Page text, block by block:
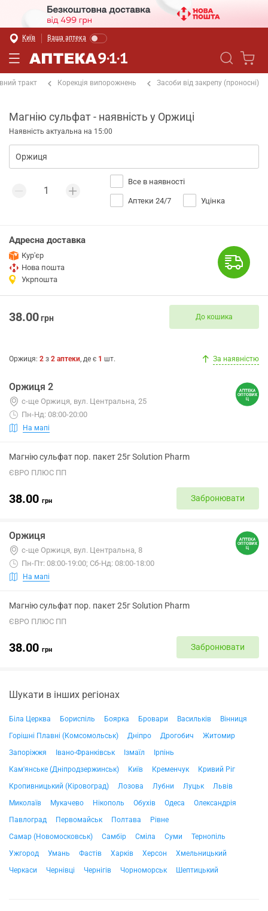
Київ Ваша аптека
тракт Корекція випорожнень Засоби від закрепу (проносні)
Магнію сульфат - наявність у Оржиці
Наявність актуальна на 15:00
Все в наявності
Аптеки 24/7 Уцінка
Адресна доставка
Кур'єр
Нова пошта
Укрпошта
38.00грн До кошика
Оржиця: 2 з 2 аптеки, де є 1 шт. За наявністю
Оржиця 2
с-ще Оржиця, вул. Центральна, 25
Пн-Нд: 08:00-20:00
На мапі
Магнію сульфат пор. пакет 25г Solution Pharm
ЄВРО ПЛЮС ПП
38.00 грн Забронювати
Оржиця
с-ще Оржиця, вул. Центральна, 8
Пн-Пт: 08:00-19:00; Сб-Нд: 08:00-18:00
На мапі
Магнію сульфат пор. пакет 25г Solution Pharm
ЄВРО ПЛЮС ПП
38.00 грн Забронювати
Шукати в інших регіонах
Біла Церква Бориспіль Боярка Бровари Васильків
Вінниця
Горішні Плавні (Комсомольськ)
Дніпро Дрогобич
Житомир
Запоріжжя
Івано-Франківськ Ізмаїл
Ірпінь
Кам'янське (Дніпродзержинськ)
Київ Кременчук
Кривий Ріг
Кропивницький (Кіровоград)
Лозова Лубни Луцьк
Львів
Миколаїв
Мукачево Нікополь Обухів Одеса
Олександрія
Павлоград
Первомайськ Полтава
Рівне
Самар (Новомосковськ)
Самбір Сміла Суми
Тернопіль
Ужгород
Умань Фастів Харків Херсон
Хмельницький
Черкаси
Чернівці Чернігів Чорноморськ Шептицький